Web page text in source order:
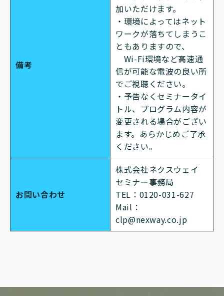
備考
加いただけます。
・環境によってはネット
ワークが落ちてしまうこ
ともありますので、
Wi-Fi環境など高速通
信が可能な電波の良い所
でご視聴ください。
・予告なくセミナータイ
トル、プログラム内容が
変更される場合がござい
ます。あらかじめご了承
ください。
お問い合わせ
株式会社ネクスウェイ
セミナー事務局
TEL：0120-031-627
Mail：
clp@nexway.co.jp